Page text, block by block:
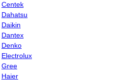
Centek
Dahatsu
Daikin
Dantex
Denko
Electrolux
Gree
Haier